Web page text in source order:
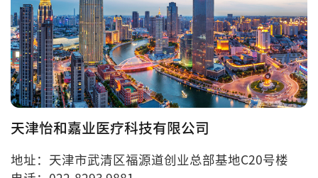
天津怡和嘉业医疗科技有限公司
地址：天津市武清区福源道创业总部基地C20号楼